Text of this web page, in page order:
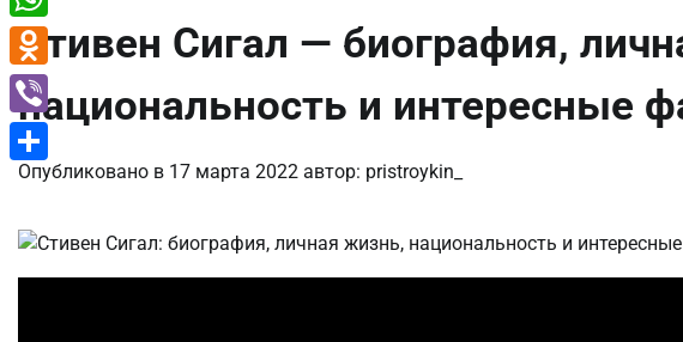
Стивен Сигал — биография,
национальность и интересные
Опубликовано в 17 марта 2022 автор: pristroykin_
WhatsApp
Odnoklassniki
Viber
Отправить